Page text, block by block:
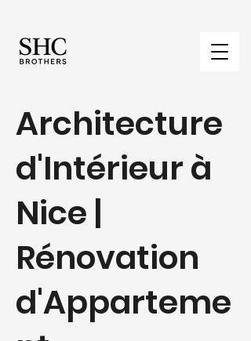
Architecture
d'Intérieur à
Nice |
Rénovation
d'Apparteme